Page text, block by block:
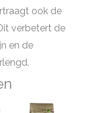
ook de
verbetert de
en de